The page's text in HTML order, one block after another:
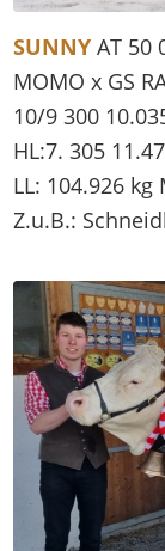
SUNNY AT 50
MOMO x GS
10/9 300
HL:7. 305
LL: 104.926 kg
Z.u.B.: